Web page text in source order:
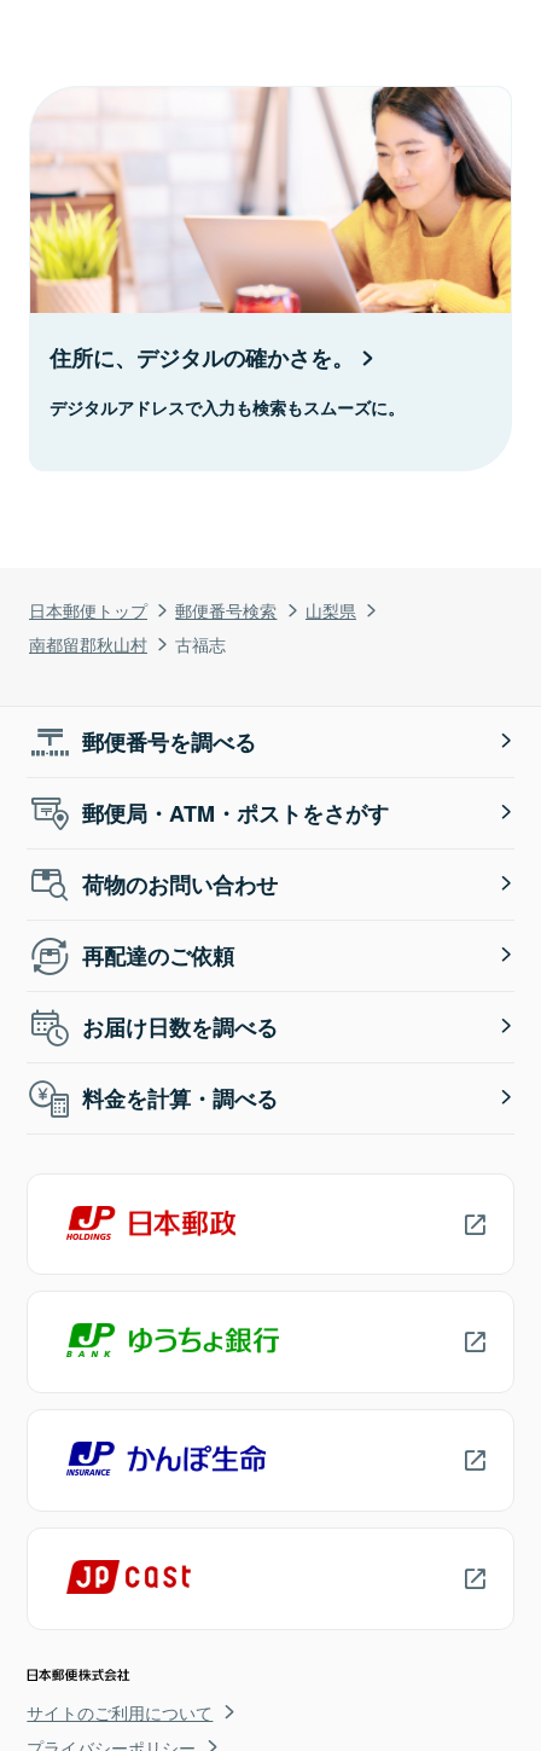
日本郵便トップ 郵便番号検索
山梨県
南都留郡秋山村
古福志
住所に、デジタルの確かさを。
デジタルアドレスで入力も検索もスムーズに。
郵便番号を調べる
郵便局・ATM・ポストをさがす
荷物のお問い合わせ
再配達のご依頼
お届け日数を調べる
料金を計算・調べる
サイトのご利用について